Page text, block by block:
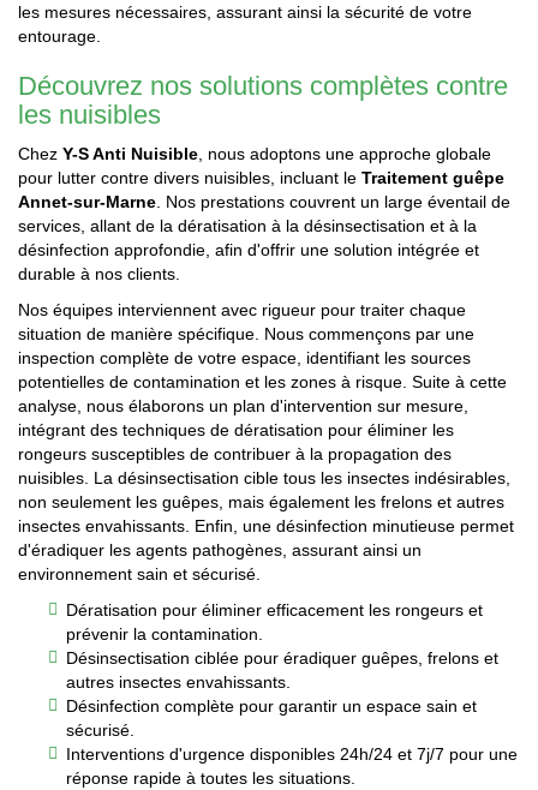
les mesures nécessaires, assurant ainsi la sécurité de votre
entourage.
Découvrez nos solutions complètes contre
les nuisibles
Chez Y-S Anti Nuisible , nous adoptons une approche globale
pour lutter contre divers nuisibles, incluant le Traitement guêpe
Annet-sur-Marne . Nos prestations couvrent un large éventail de
services, allant de la dératisation à la désinsectisation et à la
désinfection approfondie, afin d'offrir une solution intégrée et
durable à nos clients.
Nos équipes interviennent avec rigueur pour traiter chaque
situation de manière spécifique. Nous commençons par une
inspection complète de votre espace, identifiant les sources
potentielles de contamination et les zones à risque. Suite à cette
analyse, nous élaborons un plan d'intervention sur mesure,
intégrant des techniques de dératisation pour éliminer les
rongeurs susceptibles de contribuer à la propagation des
nuisibles. La désinsectisation cible tous les insectes indésirables,
non seulement les guêpes, mais également les frelons et autres
insectes envahissants. Enfin, une désinfection minutieuse permet
d'éradiquer les agents pathogènes, assurant ainsi un
environnement sain et sécurisé.
Dératisation pour éliminer efficacement les rongeurs et
prévenir la contamination.
Désinsectisation ciblée pour éradiquer guêpes, frelons et
autres insectes envahissants.
Désinfection complète pour garantir un espace sain et
sécurisé.
Interventions d'urgence disponibles 24h/24 et 7j/7 pour une
réponse rapide à toutes les situations.